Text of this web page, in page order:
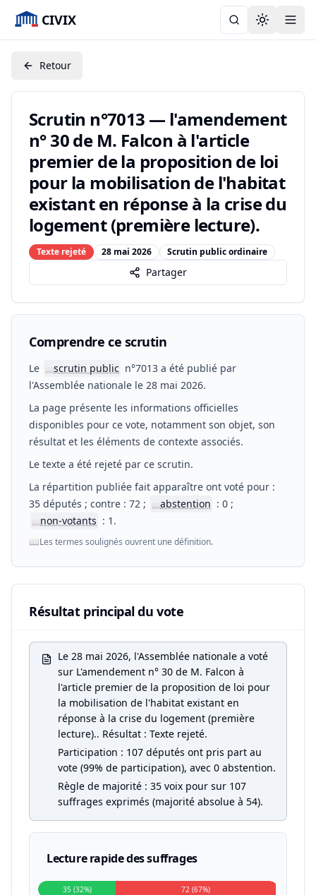
CIVIX Toggle
Retour
Scrutin n°7013 — l'amendement
n° 30 de M. Falcon à l'article
premier de la proposition de loi
pour la mobilisation de l'habitat
existant en réponse à la crise du
logement (première lecture).
Texte rejeté 28 mai 2026 Scrutin public ordinaire
Partager
Comprendre ce scrutin
Le 📖scrutin public n°7013 a été publié par
l'Assemblée nationale le 28 mai 2026.
La page présente les informations officielles
disponibles pour ce vote, notamment son objet, son
résultat et les éléments de contexte associés.
Le texte a été rejeté par ce scrutin.
La répartition publiée fait apparaître ont voté pour :
35 députés ; contre : 72 ;
📖abstention : 0 ;
📖non-votants : 1.
📖Les termes soulignés ouvrent une définition.
Résultat principal du vote
Le 28 mai 2026, l'Assemblée nationale a voté
sur L'amendement n° 30 de M. Falcon à
l'article premier de la proposition de loi pour
la mobilisation de l'habitat existant en
réponse à la crise du logement (première
lecture).. Résultat : Texte rejeté.
Participation : 107 députés ont pris part au
vote (99% de participation), avec 0 abstention.
Règle de majorité : 35 voix pour sur 107
suffrages exprimés (majorité absolue à 54).
Lecture rapide des suffrages
35 (32%) 72 (67%)